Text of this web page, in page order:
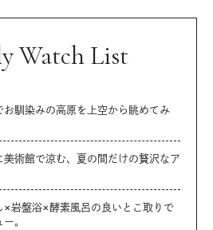
Watch List
お馴染みの高原を上空から眺めてみ
美術館で涼む、夏の間だけの贅沢なア
×岩盤浴×酵素風呂の良いとこ取りで
。